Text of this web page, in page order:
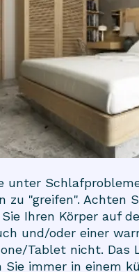
unter
zu "greifen". Achten
Ihren Körper auf
und/oder einer
Tablet nicht. Das
Sie immer in einem